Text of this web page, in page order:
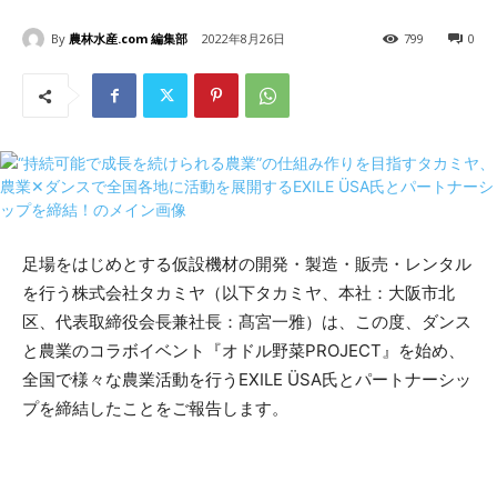
By 農林水産.com 編集部 2022年8月26日 0
799
足場をはじめとする仮設機材の開発・製造・販売・レンタル
を行う株式会社タカミヤ（以下タカミヤ、本社：大阪市北
区、代表取締役会長兼社長：髙宮一雅）は、この度、ダンス
と農業のコラボイベント『オドル野菜PROJECT』を始め、
全国で様々な農業活動を行うEXILE ÜSA氏とパートナーシッ
プを締結したことをご報告します。